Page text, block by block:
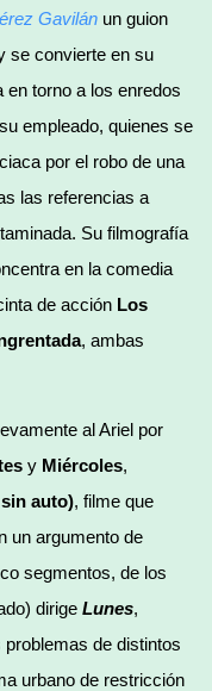
Gavilán un guion
se convierte en su
en torno a los enredos
empleado, quienes se
por el robo de una
las referencias a
Su filmografía
en la comedia
de acción Los
, ambas
al Ariel por
y Miércoles,
auto), filme que
un argumento de
segmentos, de los
dirige Lunes,
de distintos
urbano de restricción